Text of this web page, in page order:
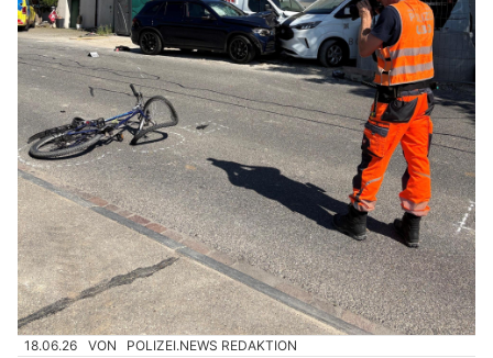
18.06.26 VON POLIZEI.NEWS REDAKTION